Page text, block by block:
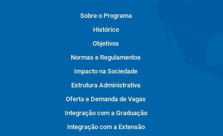
Sobre o Programa
Histórico
Objetivos
Normas e Regulamentos
Impacto na Sociedade
Estrutura Administrativa
Oferta e Demanda de Vagas
Integração com a Graduação
Integração com a Extensão